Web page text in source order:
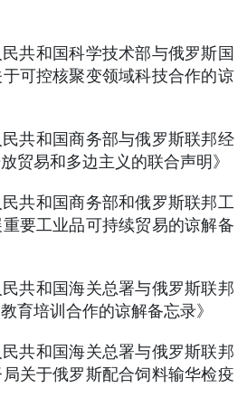
民共和国科学技术部与俄罗斯国
可控核聚变领域科技合作的谅
民共和国商务部与俄罗斯联邦经
贸易和多边主义的联合声明》
民共和国商务部和俄罗斯联邦工
要工业品可持续贸易的谅解备
民共和国海关总署与俄罗斯联邦
育培训合作的谅解备忘录》
民共和国海关总署与俄罗斯联邦
关于俄罗斯配合饲料输华检疫